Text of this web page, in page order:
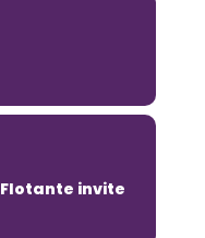
invite